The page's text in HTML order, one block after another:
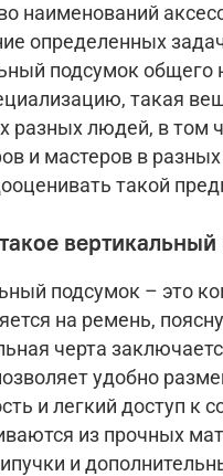
наименований
определенных
подсумок
такая
разных людей, в том
и мастеров в
такой
подсумок – это
на ремень,
черта
удобно
и легкий доступ к
из прочных
и